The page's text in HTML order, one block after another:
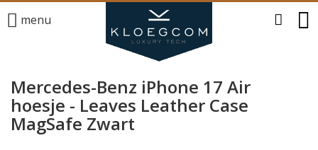
menu
Mercedes-Benz iPhone 17 Air
hoesje - Leaves Leather Case
MagSafe Zwart